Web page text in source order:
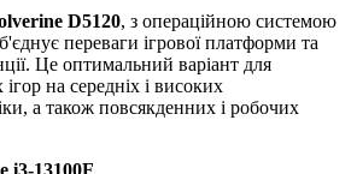
D5120, з операційною системою
переваги ігрової платформи та
Це оптимальний варіант для
на середніх і високих
а також повсякденних і робочих
i3-13100F